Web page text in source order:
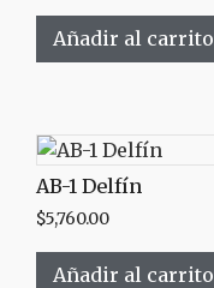
Añadir al carrito
AB-1 Delfín
$5,760.00
Añadir al carrito